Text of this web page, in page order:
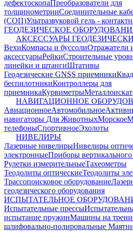
дефектоскопаПреобразователи для
толщинометрииСоединительные
(СОП)Ультразвуковой гель -
ГЕОДЕЗИЧЕСКОЕ
АКСЕССУАРЫ
ВехиКомпасы и буссолиОтражатели
аксессуарыРейкиСтроительные
линейки и штангиШтативы
Геодезические GNSS приемники
беспилотникиКонтроллеры для
приемникаКурвиметры
НАВИГАЦИОННОЕ
АвиационноеАвтомобильное
навигаторы Для ЖивотныхМорское
телефоныСпортивноеЭхолоты
НИВЕЛИРЫ
Лазерные нивелирыНивелиры
электронныеПриборы
Рулетки измерительныеТахеометры
Теодолиты оптическиеТеодолиты
Трассопоисковое оборудование
геодезического оборудования
ИСПЫТАТЕЛЬНОЕ
Испытательные прессы
испытание пружинМашины на
шлифовально-полировальные